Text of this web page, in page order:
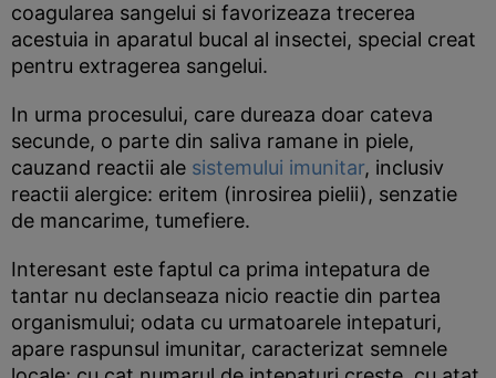
coagularea sangelui si favorizeaza trecerea
acestuia in aparatul bucal al insectei, special creat
pentru extragerea sangelui.
In urma procesului, care dureaza doar cateva
secunde, o parte din saliva ramane in piele,
cauzand reactii ale sistemului imunitar, inclusiv
reactii alergice: eritem (inrosirea pielii), senzatie
de mancarime, tumefiere.
Interesant este faptul ca prima intepatura de
tantar nu declanseaza nicio reactie din partea
organismului; odata cu urmatoarele intepaturi,
apare raspunsul imunitar, caracterizat semnele